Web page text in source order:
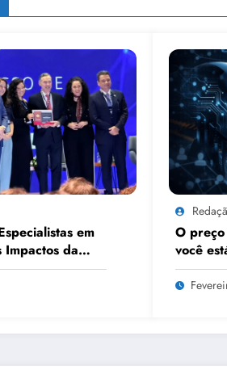
em
Impactos da
de Dados no
da OAB
O
você